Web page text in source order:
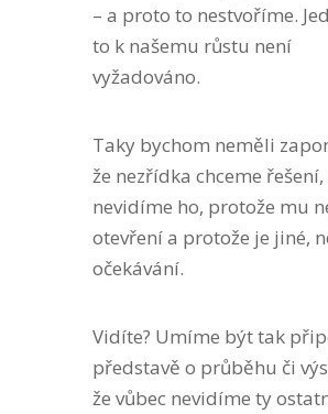
– a proto to nestvoříme.
to k našemu růstu není
vyžadováno.
Taky bychom neměli
že nezřídka chceme řešení,
nevidíme ho, protože mu
otevření a protože je jiné,
očekávání.
Vidíte? Umíme být tak
představě o průběhu či
že vůbec nevidíme ty